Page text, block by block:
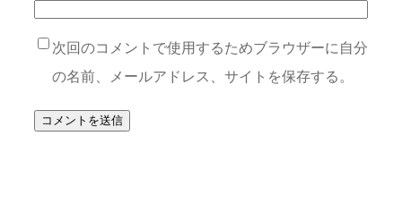
次回のコメントで使用するためブラウザーに自分
の名前、メールアドレス、サイトを保存する。